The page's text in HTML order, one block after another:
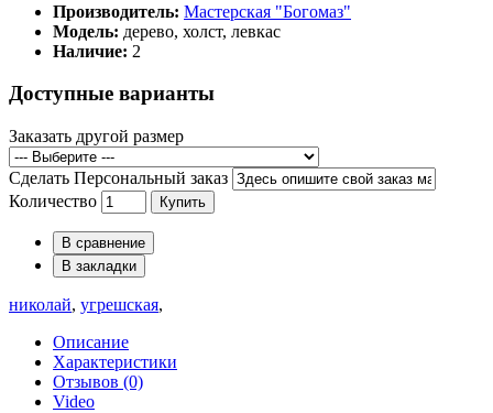
Производитель: Мастерская "Богомаз"
Модель: дерево, холст, левкас
Наличие: 2
Доступные варианты
Заказать другой размер
Сделать Персональный заказ
Количество
Купить
В сравнение
В закладки
николай, угрешская,
Описание
Характеристики
Отзывов (0)
Video